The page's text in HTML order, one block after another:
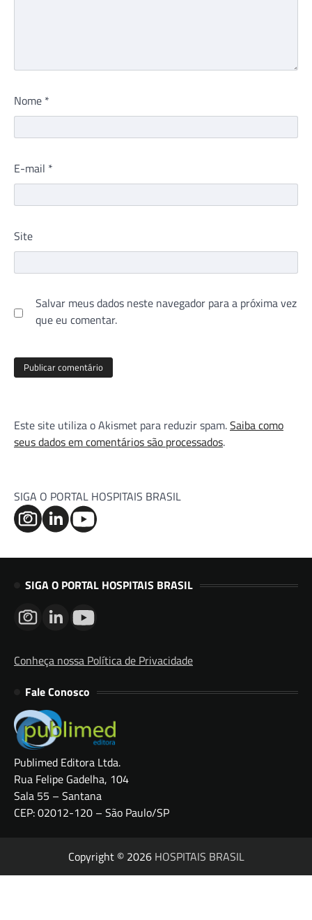
Nome *
E-mail *
Site
Salvar meus dados neste navegador para a próxima vez
que eu comentar.
Este site utiliza o Akismet para reduzir spam.Saiba como
seus dados em comentários são processados.
SIGA O PORTAL HOSPITAIS BRASIL
SIGA O PORTAL HOSPITAIS BRASIL
Conheça nossa Política de Privacidade
Fale Conosco
Publimed Editora Ltda.
Rua Felipe Gadelha, 104
Sala 55 – Santana
CEP: 02012-120 – São Paulo/SP
Copyright © 2026 HOSPITAIS BRASIL